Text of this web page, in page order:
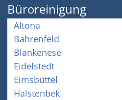
Büroreinigung
Altona
Bahrenfeld
Blankenese
Eidelstedt
Eimsbüttel
Halstenbek